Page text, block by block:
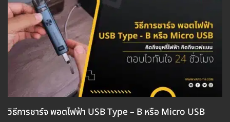
วิธีการชาร์จ พอตไฟฟ้า USB Type – B หรือ Micro USB